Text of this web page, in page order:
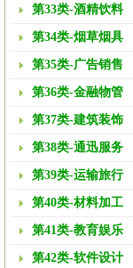
第33类-酒精饮料
第34类-烟草烟具
第35类-广告销售
第36类-金融物管
第37类-建筑装饰
第38类-通迅服务
第39类-运输旅行
第40类-材料加工
第41类-教育娱乐
第42类-软件设计